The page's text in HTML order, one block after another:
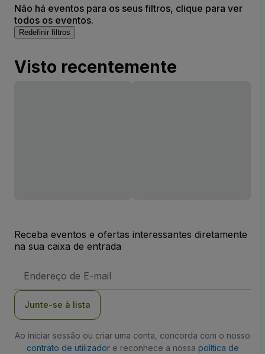
Não há eventos para os seus filtros, clique para ver
todos os eventos.
Redefinir filtros
Visto recentemente
Receba eventos e ofertas interessantes diretamente
na sua caixa de entrada
de
Junte-se à lista
Ao iniciar sessão ou criar uma conta, concorda com o nosso
contrato de utilizadore reconhece a nossa política de